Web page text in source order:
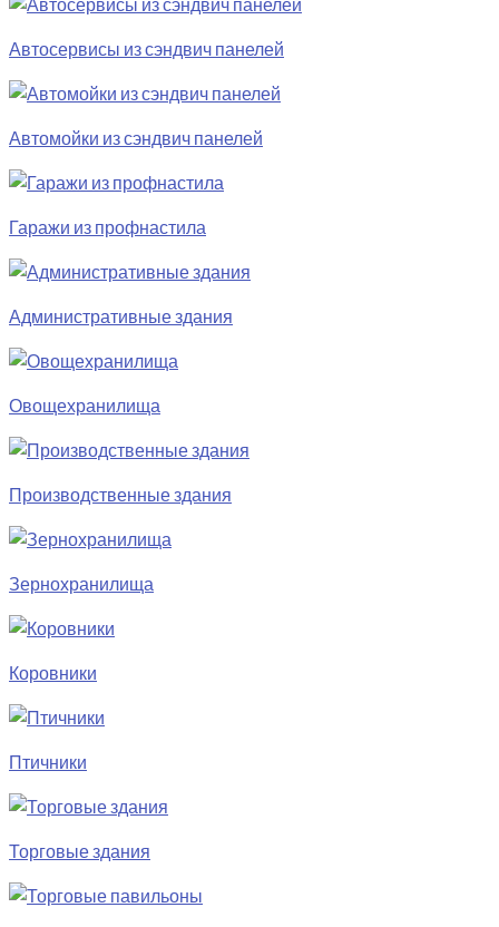
Автосервисы из сэндвич панелей
Автомойки из сэндвич панелей
Гаражи из профнастила
Административные здания
Овощехранилища
Производственные здания
Зернохранилища
Коровники
Птичники
Торговые здания